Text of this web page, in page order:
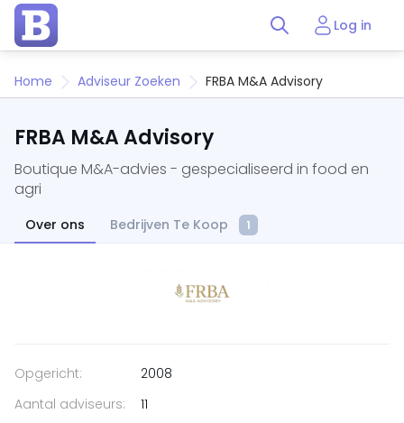
Log in
Home Adviseur Zoeken FRBA M&A Advisory
FRBA M&A Advisory
Boutique M&A-advies - gespecialiseerd in food en
agri
Over ons Bedrijven Te Koop 1
Opgericht:
2008
Aantal adviseurs:
11